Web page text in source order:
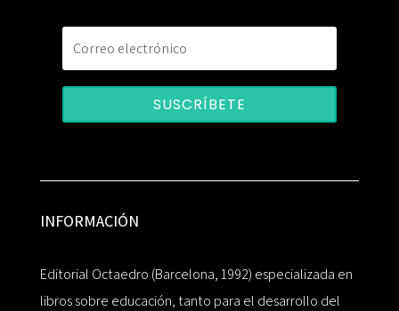
SUSCRÍBETE
INFORMACIÓN
Editorial Octaedro (Barcelona, 1992) especializada en
libros sobre educación, tanto para el desarrollo del